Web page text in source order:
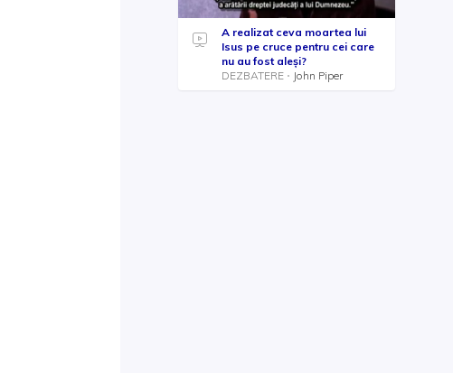
A realizat ceva moartea lui
Isus pe cruce pentru cei care
nu au fost aleși?
DEZBATERE
John Piper